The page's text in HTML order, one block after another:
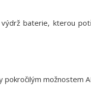
baterie, kterou
možnostem